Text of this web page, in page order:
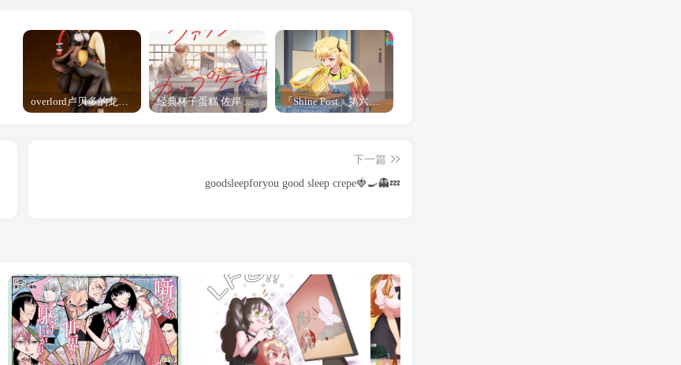
经典杯子蛋糕 佐岸 漫画「经典杯子蛋糕」宣布真人日剧化 「Shine Post」第六话ED主题曲「Yellow Rose」无字幕MV公开
下一篇
goodsleepforyou good sleep crepe🍓🍳👻💤